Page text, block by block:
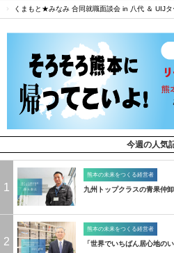
くまもと★みなみ 合同就職面談会 in 八代 ＆ UIJ
今週の人気
1
熊本の未来をつくる経営者
九州トップクラスの青果仲
2
熊本の未来をつくる経営者
「世界でいちばん居心地の